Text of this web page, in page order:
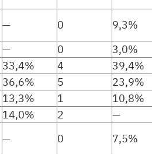
— 0
9,3%
— 0
3,0%
33,4% 4
39,4%
36,6% 5
23,9%
13,3% 1
10,8%
14,0% 2
—
— 0 7,5%